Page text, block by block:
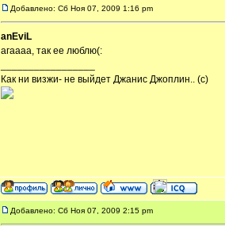
Добавлено: Сб Ноя 07, 2009 1:16 pm
anEviL
агаааа, так ее люблю(:
Как ни визжи- не выйдет Джанис Джоплин.. (с)
Добавлено: Сб Ноя 07, 2009 2:15 pm